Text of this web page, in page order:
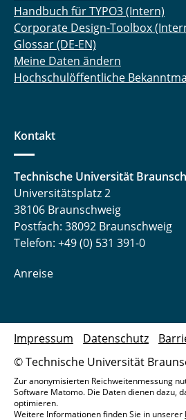
Handbuch für TYPO3 (Intern)
Corporate Design-Toolbox
Glossar (DE-EN)
Meine Daten ändern
Hochschulöffentliche
Kontakt
Technische Universität
Universitätsplatz 2
38106 Braunschweig
Postfach: 38092 Braunschweig
Telefon: +49 (0) 531 391-0
Anreise
© Technische Universität
Impressum Datenschutz
Zur anonymisierten Reichweitenmessung
Software Matomo. Die Daten dienen dazu,
optimieren.
Weitere Informationen finden Sie in unserer